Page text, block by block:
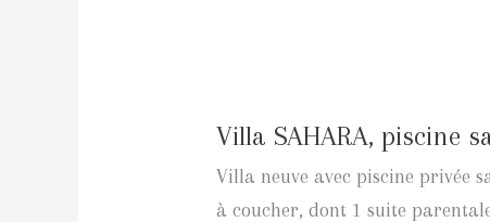
Villa SAHARA, piscine
Villa neuve avec piscine privée
à coucher, dont 1 suite
piscine
sans
vis-